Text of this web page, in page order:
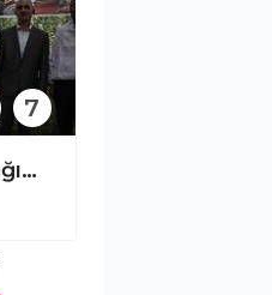
Şemdinli’de Arıcılar Bal Sağımı Etkinliğinde Bir Araya Geldi
7